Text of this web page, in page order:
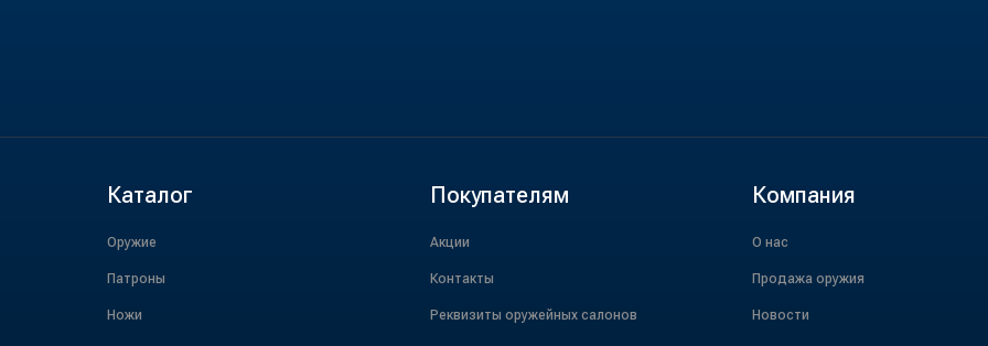
Каталог
Оружие
Патроны
Ножи
Покупателям
Акции
Контакты
Реквизиты оружейных салонов
Компания
О нас
Продажа оружия
Новости